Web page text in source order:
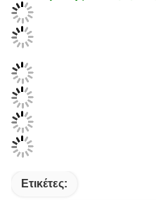
Επικεφαλής